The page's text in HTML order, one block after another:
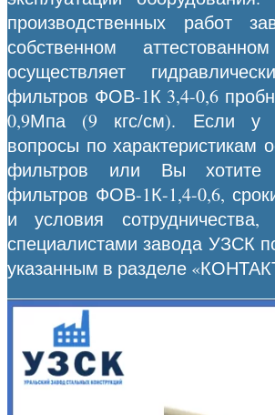
производственных работ
собственном
осуществляет
фильтров ФОВ-1К 3,4-0,6
0,9Мпа (9 кгс/см). Если у
вопросы по характеристикам
фильтров или Вы хотите
фильтров ФОВ-1К-1,4-0,6,
и условия
специалистами завода УЗСК
указанным в разделе